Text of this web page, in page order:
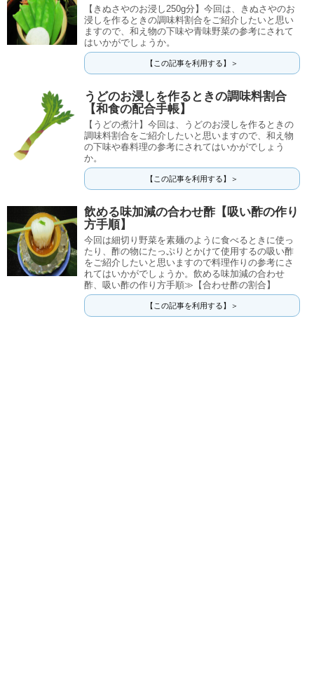
【きぬさやのお浸し250g分】今回は、きぬさやのお
浸しを作るときの調味料割合をご紹介したいと思い
ますので、和え物の下味や青味野菜の参考にされて
はいかがでしょうか。
【この記事を利用する】＞
うどのお浸しを作るときの調味料割合
【和食の配合手帳】
【うどの煮汁】今回は、うどのお浸しを作るときの
調味料割合をご紹介したいと思いますので、和え物
の下味や春料理の参考にされてはいかがでしょう
か。
【この記事を利用する】＞
飲める味加減の合わせ酢【吸い酢の作り
方手順】
今回は細切り野菜を素麺のように食べるときに使っ
たり、酢の物にたっぷりとかけて使用するの吸い酢
をご紹介したいと思いますので料理作りの参考にさ
れてはいかがでしょうか。飲める味加減の合わせ
酢、吸い酢の作り方手順≫【合わせ酢の割合】
【この記事を利用する】＞